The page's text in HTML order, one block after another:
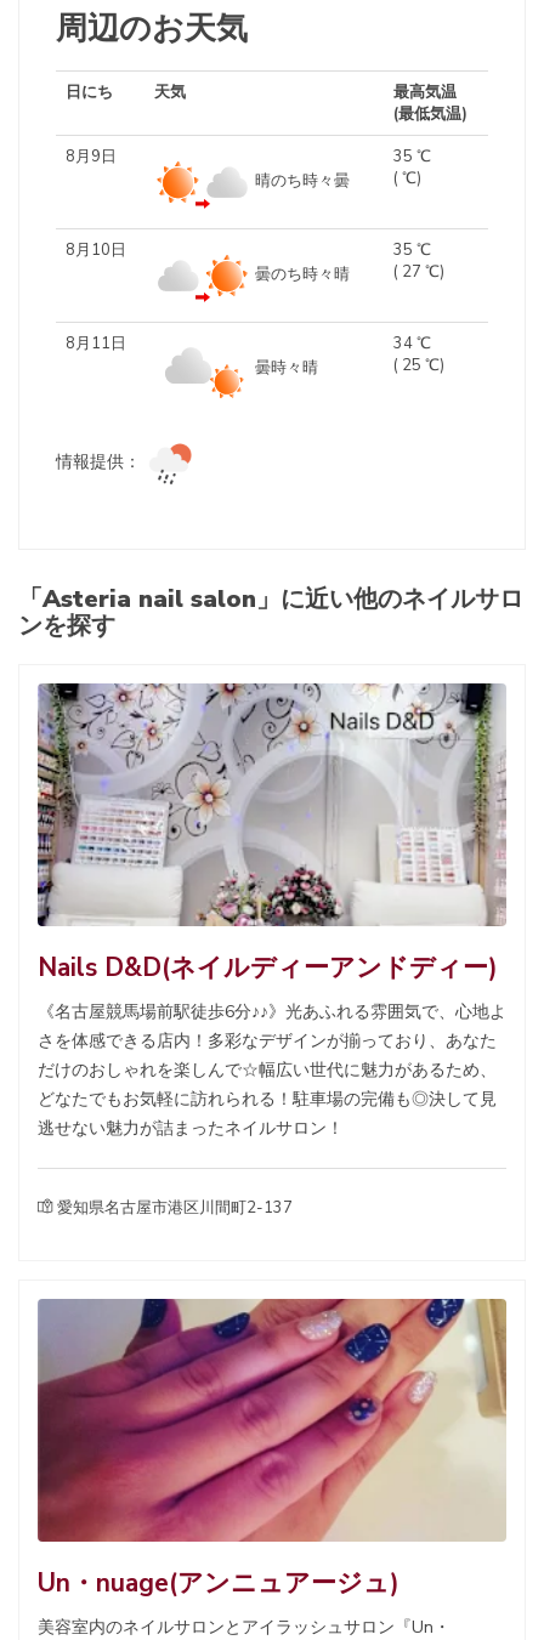
周辺のお天気
日にち 天気
最高気温
(最低気温)
8月9日
晴のち時々曇
35 ℃
( ℃)
8月10日
曇のち時々晴
35 ℃
( 27 ℃)
8月11日
曇時々晴
34 ℃
( 25 ℃)
情報提供：
「Asteria nail salon」に近い他のネイルサロ
ンを探す
Nails D&D(ネイルディーアンドディー)
《名古屋競馬場前駅徒歩6分♪♪》光あふれる雰囲気で、心地よ
さを体感できる店内！多彩なデザインが揃っており、あなた
だけのおしゃれを楽しんで☆幅広い世代に魅力があるため、
どなたでもお気軽に訪れられる！駐車場の完備も◎決して見
逃せない魅力が詰まったネイルサロン！
愛知県名古屋市港区川間町2-137
Un・nuage(アンニュアージュ)
美容室内のネイルサロンとアイラッシュサロン『Un・